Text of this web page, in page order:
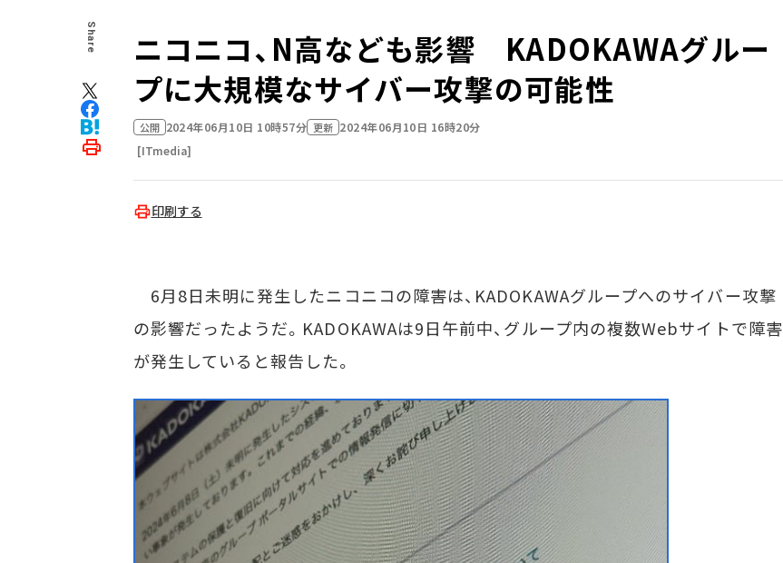
Share
ニコニコ、N高なども影響 KADOKAWAグルー
プに大規模なサイバー攻撃の可能性
公開 2024年06月10日 10時57分 更新 2024年06月10日 16時20分
[ITmedia]
印刷する
6月8日未明に発生したニコニコの障害は、KADOKAWAグループへのサイバー攻撃
の影響だったようだ。KADOKAWAは9日午前中、グループ内の複数Webサイトで障害
が発生していると報告した。